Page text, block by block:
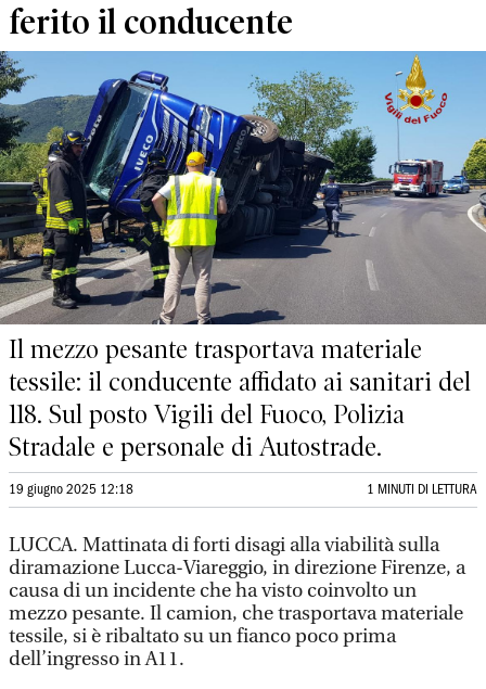
ferito il conducente
Il mezzo pesante trasportava materiale
tessile: il conducente affidato ai sanitari del
118. Sul posto Vigili del Fuoco, Polizia
Stradale e personale di Autostrade.
19 giugno 2025 12:18 1 MINUTI DI LETTURA
LUCCA. Mattinata di forti disagi alla viabilità sulla
diramazione Lucca-Viareggio, in direzione Firenze, a
causa di un incidente che ha visto coinvolto un
mezzo pesante. Il camion, che trasportava materiale
tessile, si è ribaltato su un fianco poco prima
dell’ingresso in A11.